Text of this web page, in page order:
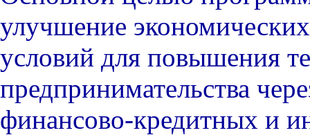
улучшение
условий для повышения
предпринимательства
финансово-кредитных и